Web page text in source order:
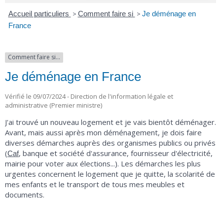
Accueil particuliers > Comment faire si > Je déménage en
France
Comment faire si...
Je déménage en France
Vérifié le 09/07/2024 - Direction de l'information légale et
administrative (Premier ministre)
J'ai trouvé un nouveau logement et je vais bientôt déménager.
Avant, mais aussi après mon déménagement, je dois faire
diverses démarches auprès des organismes publics ou privés
(Caf, banque et société d'assurance, fournisseur d'électricité,
mairie pour voter aux élections...). Les démarches les plus
urgentes concernent le logement que je quitte, la scolarité de
mes enfants et le transport de tous mes meubles et
documents.